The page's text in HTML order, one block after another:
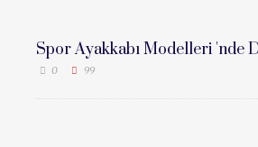
Spor Ayakkabı Modelleri 'nde
0 99